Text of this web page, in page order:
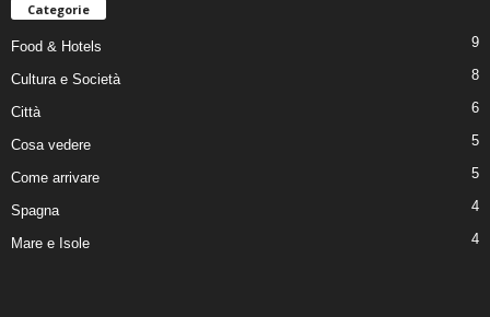
Categorie
Food & Hotels 9
Cultura e Società 8
Città 6
Cosa vedere 5
Come arrivare 5
Spagna 4
Mare e Isole 4